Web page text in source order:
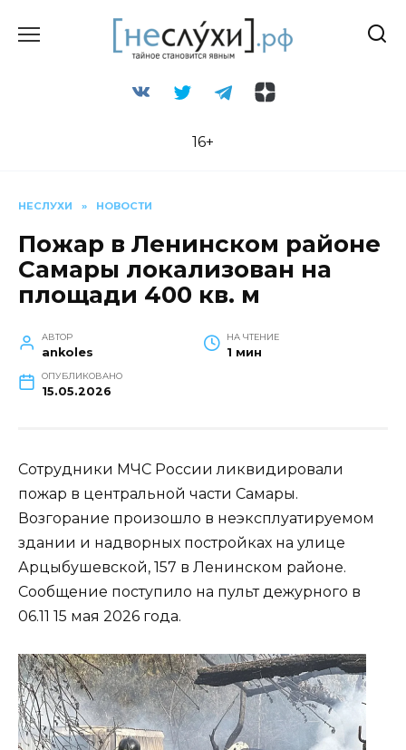
16+
НЕСЛУХИ » НОВОСТИ
Пожар в Ленинском районе
Самары локализован на
площади 400 кв. м
АВТОР
ankoles
НА ЧТЕНИЕ
1 мин
ОПУБЛИКОВАНО
15.05.2026
Сотрудники МЧС России ликвидировали
пожар в центральной части Самары.
Возгорание произошло в неэксплуатируемом
здании и надворных постройках на улице
Арцыбушевской, 157 в Ленинском районе.
Сообщение поступило на пульт дежурного в
06.11 15 мая 2026 года.